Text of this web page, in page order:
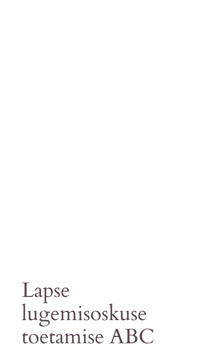
Lapse
lugemisoskuse
toetamise ABC